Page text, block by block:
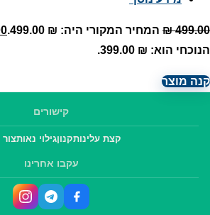
₪499.00 המחיר המקורי היה: ₪ 499.00.
הנוכחי הוא: ₪ 399.00.
קנה מוצר
קישורים
קצת עלינותקנוןגילוי נאות
עקבו אחרינו